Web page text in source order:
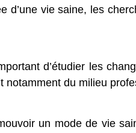
d’une vie saine, les
d’étudier les
notamment du milieu
un mode de vie